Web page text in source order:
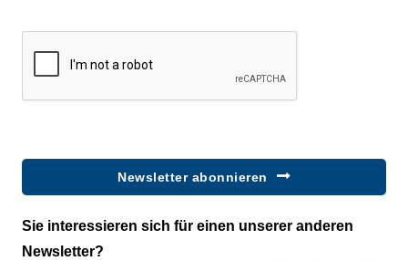
Newsletter abonnieren
Sie interessieren sich für einen unserer anderen
Newsletter?